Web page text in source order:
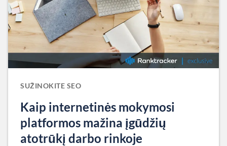
SUŽINOKITE SEO
Kaip internetinės mokymosi
platformos mažina įgūdžių
atotrūkį darbo rinkoje